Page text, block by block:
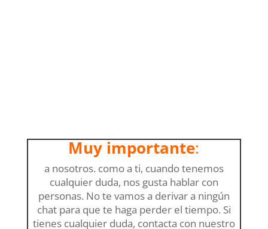
Muy importante:
a nosotros. como a ti, cuando tenemos
cualquier duda, nos gusta hablar con
personas. No te vamos a derivar a ningún
chat para que te haga perder el tiempo. Si
tienes cualquier duda, contacta con nuestro